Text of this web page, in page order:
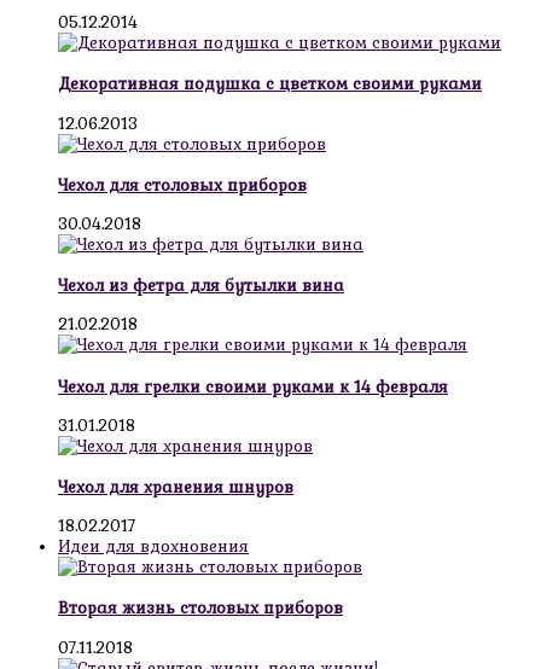
05.12.2014
Декоративная подушка с цветком своими руками
12.06.2013
Чехол для столовых приборов
30.04.2018
Чехол из фетра для бутылки вина
21.02.2018
Чехол для грелки своими руками к 14 февраля
31.01.2018
Чехол для хранения шнуров
18.02.2017
Идеи для вдохновения
Вторая жизнь столовых приборов
07.11.2018